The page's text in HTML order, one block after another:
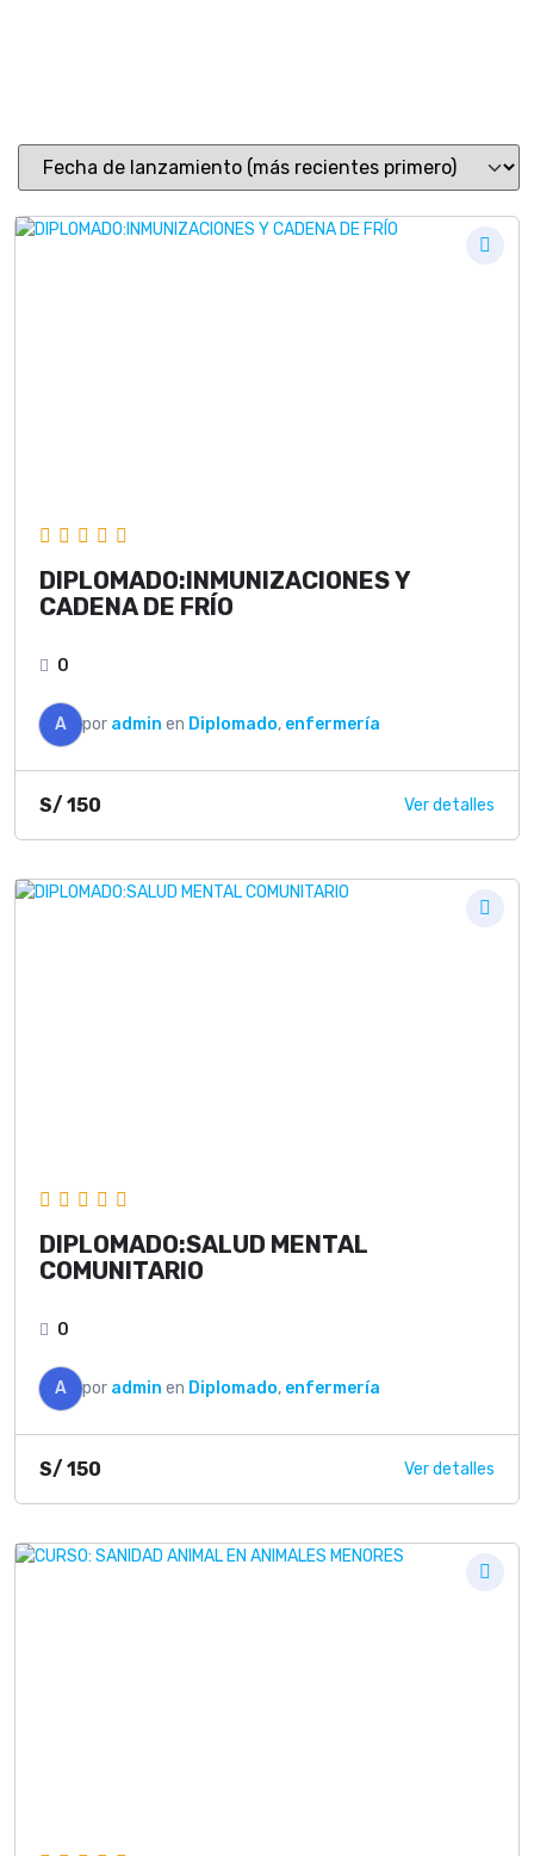
DIPLOMADO:INMUNIZACIONES Y
CADENA DE FRÍO
0
A por admin en Diplomado, enfermería
S/ 150 Ver detalles
DIPLOMADO:SALUD MENTAL
COMUNITARIO
0
A por admin en Diplomado, enfermería
S/ 150 Ver detalles